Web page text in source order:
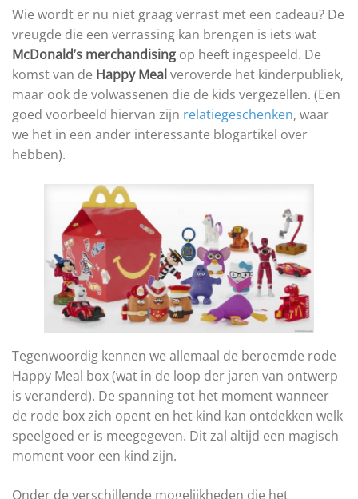
Wie wordt er nu niet graag verrast met een cadeau? De
vreugde die een verrassing kan brengen is iets wat
McDonald’s merchandising op heeft ingespeeld. De
komst van de Happy Mealveroverde het kinderpubliek,
maar ook de volwassenen die de kids vergezellen. (Een
goed voorbeeld hiervan zijn relatiegeschenken, waar
we het in een ander interessante blogartikel over
hebben).
Tegenwoordig kennen we allemaal de beroemde rode
Happy Meal box (wat in de loop der jaren van ontwerp
is veranderd). De spanning tot het moment wanneer
de rode box zich opent en het kind kan ontdekken welk
speelgoed er is meegegeven. Dit zal altijd een magisch
moment voor een kind zijn.
Onder de verschillende mogelijkheden die het